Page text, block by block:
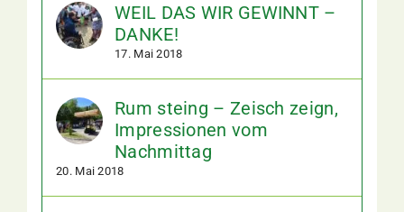
WEIL DAS WIR GEWINNT –
DANKE!
17. Mai 2018
Rum steing – Zeisch zeign,
Impressionen vom
Nachmittag
20. Mai 2018